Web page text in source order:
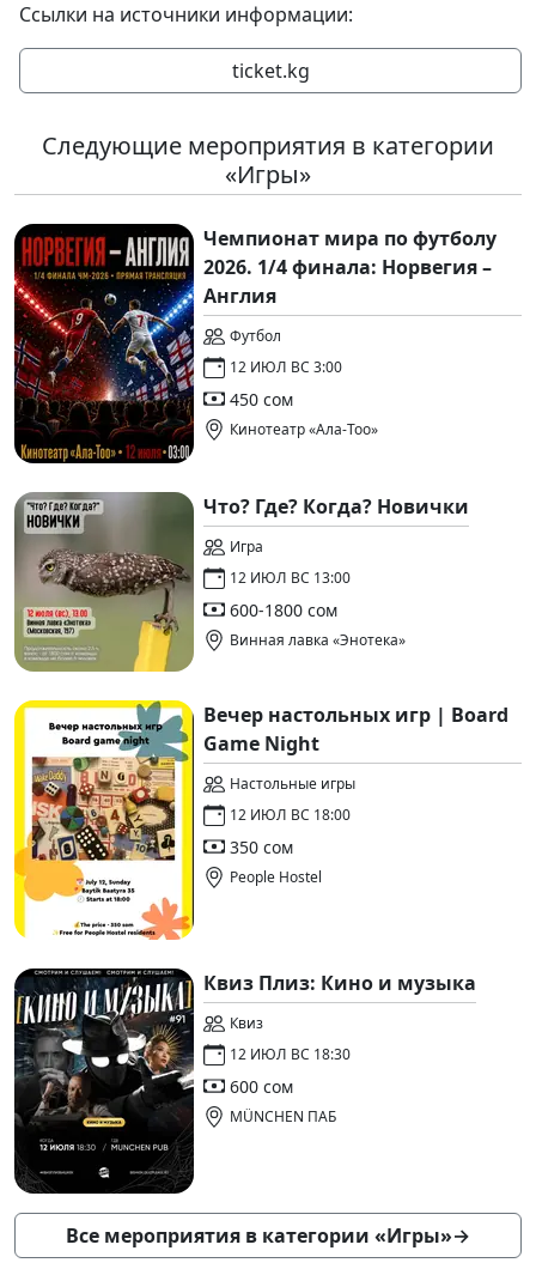
Ссылки на источники информации:
ticket.kg
Следующие мероприятия в категории
«Игры»
Чемпионат мира по футболу
2026. 1/4 финала: Норвегия –
Англия
Футбол
12 ИЮЛ ВС 3:00
450 сом
Кинотеатр «Ала-Тоо»
Что? Где? Когда? Новички
Игра
12 ИЮЛ ВС 13:00
600-1800 сом
Винная лавка «Энотека»
Вечер настольных игр | Board
Game Night
Настольные игры
12 ИЮЛ ВС 18:00
350 сом
People Hostel
Квиз Плиз: Кино и музыка
Квиз
12 ИЮЛ ВС 18:30
600 сом
MÜNCHEN ПАБ
Все мероприятия в категории «Игры»→